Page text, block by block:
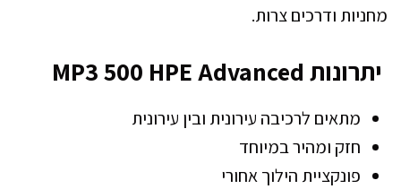
מחניות ודרכים צרות.
יתרונות MP3 500 HPE Advanced
מתאים לרכיבה עירונית ובין עירונית
חזק ומהיר במיוחד
פונקציית הילוך אחורי